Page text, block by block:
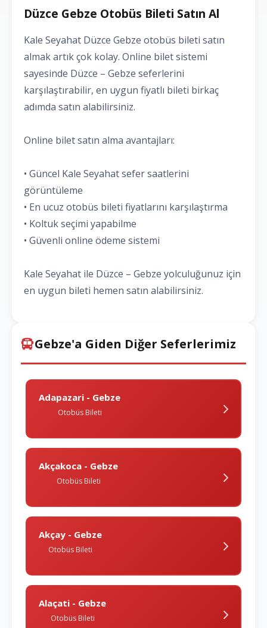
Düzce Gebze Otobüs Bileti Satın Al
Kale Seyahat Düzce Gebze otobüs bileti satın
almak artık çok kolay. Online bilet sistemi
sayesinde Düzce – Gebze seferlerini
karşılaştırabilir, en uygun fiyatlı bileti birkaç
adımda satın alabilirsiniz.
Online bilet satın alma avantajları:
• Güncel Kale Seyahat sefer saatlerini
görüntüleme
• En ucuz otobüs bileti fiyatlarını karşılaştırma
• Koltuk seçimi yapabilme
• Güvenli online ödeme sistemi
Kale Seyahat ile Düzce – Gebze yolculuğunuz için
en uygun bileti hemen satın alabilirsiniz.
Gebze'a Giden Diğer Seferlerimiz
Adapazari - Gebze
Otobüs Bileti
Akçakoca - Gebze
Otobüs Bileti
Akçay - Gebze
Otobüs Bileti
Alaçati - Gebze
Otobüs Bileti